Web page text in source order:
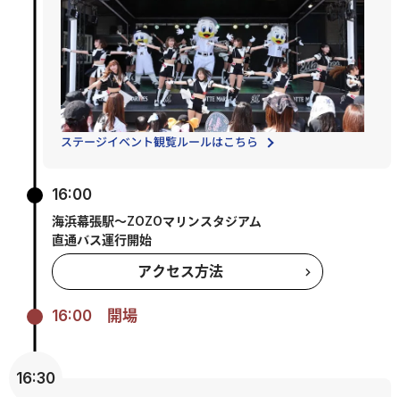
ステージイベント観覧ルールはこちら
16:00
海浜幕張駅～ZOZOマリンスタジアム
直通バス運行開始
アクセス方法
16:00 開場
16:30